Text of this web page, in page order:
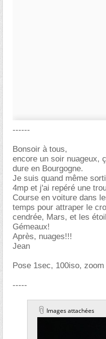
------
Bonsoir à tous,
encore un soir nuageux,
dure en Bourgogne.
Je suis quand même
4mp et j'ai repéré une
Course en voiture dans
temps pour attraper le
cendrée, Mars, et les
Gémeaux!
Après, nuages!!!
Jean
Pose 1sec, 100iso,
-----
Images attachées